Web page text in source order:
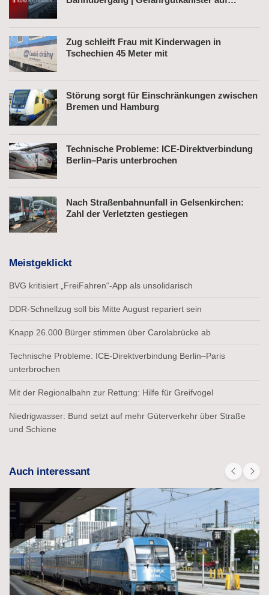
Zug schleift Frau mit Kinderwagen in
Tschechien 45 Meter mit
Störung sorgt für Einschränkungen zwischen
Bremen und Hamburg
Technische Probleme: ICE-Direktverbindung
Berlin–Paris unterbrochen
Nach Straßenbahnunfall in Gelsenkirchen:
Zahl der Verletzten gestiegen
Meistgeklickt
BVG kritisiert „FreiFahren“-App als unsolidarisch
DDR-Schnellzug soll bis Mitte August repariert sein
Knapp 26.000 Bürger stimmen über Carolabrücke ab
Technische Probleme: ICE-Direktverbindung Berlin–Paris
unterbrochen
Mit der Regionalbahn zur Rettung: Hilfe für Greifvogel
Niedrigwasser: Bund setzt auf mehr Güterverkehr über Straße
und Schiene
Auch interessant